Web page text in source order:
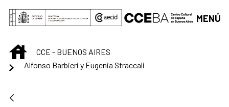
Saltar al contenido principal
MENÚ
INICIOCCE - BUENOS AIRES
Alfonso Barbieri y Eugenia Straccali